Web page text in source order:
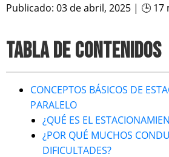
Publicado: 03 de abril, 2025 | 🕒
TABLA DE CONTENIDOS
CONCEPTOS BÁSICOS DE
PARALELO
¿QUÉ ES EL
¿POR QUÉ MUCHOS
DIFICULTADES?